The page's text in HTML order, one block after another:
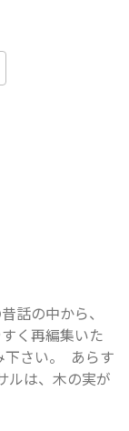
話の中から、
く再編集いた
さい。  あらす
ルは、木の実が